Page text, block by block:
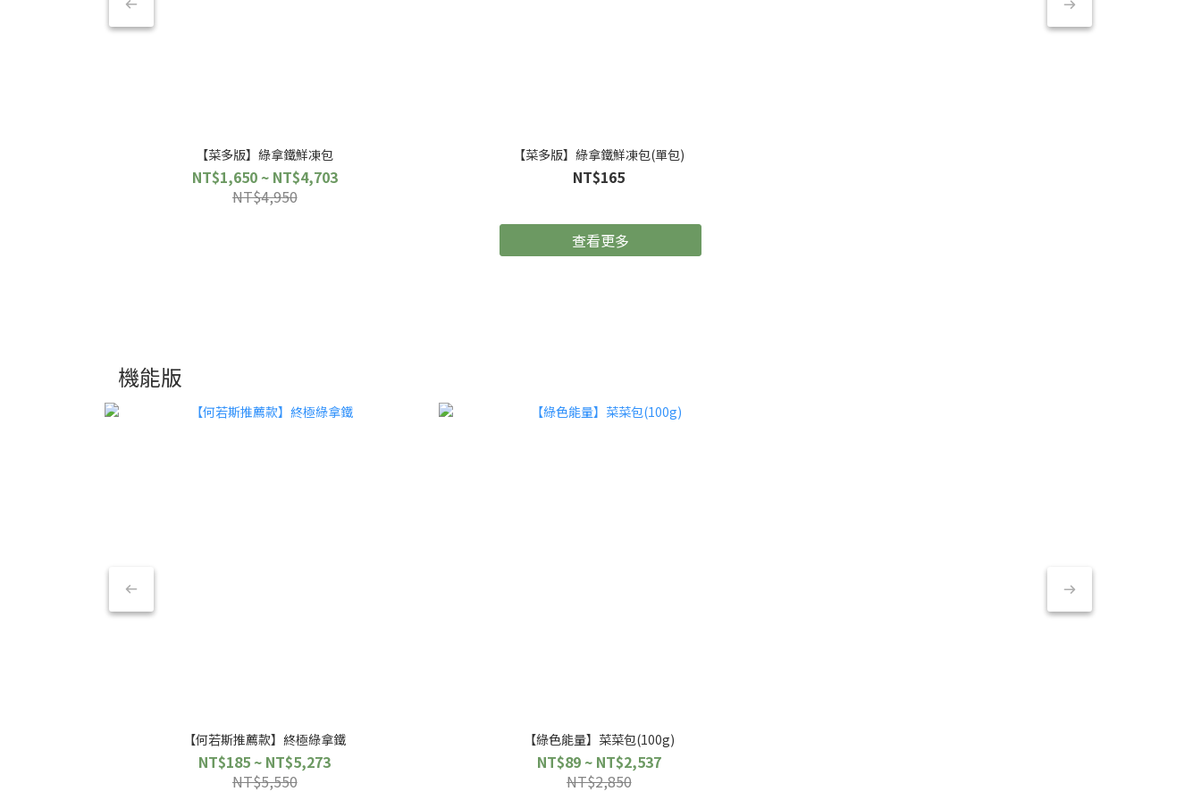
【菜多版】綠拿鐵鮮凍包
NT$1,650 ~ NT$4,703
NT$4,950
【菜多版】綠拿鐵鮮凍包(單包)
NT$165
查看更多
機能版
【何若斯推薦款】終極綠拿鐵
NT$185 ~ NT$5,273
NT$5,550
【綠色能量】菜菜包(100g)
NT$89 ~ NT$2,537
NT$2,850